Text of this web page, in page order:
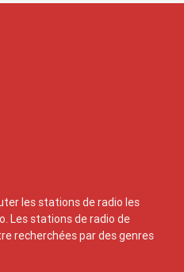
les stations de radio les
Les stations de radio de
recherchées par des genres